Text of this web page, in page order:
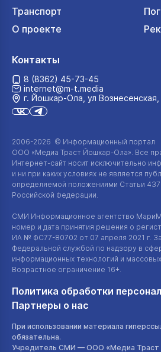
Транспорт
О проекте
2006-2026 © Информационный портал
ООО «Медиа Траст Йошкар-Ола». Все
Интернет-сайт носит исключительно
и ни при каких условиях не является
определяемой положениями Статьи 437
Российской Федерации.
СМИ Информационное агентство
номер и дата принятия решения о
ИА № ФС77-80702 от 07 апреля 2021 г.
Федеральной службой по надзору в
информационных технологий и
Возрастное ограничение 16+.
Политика обработки
Партнеры о нас
При использовании материала
обязательна.
Учредитель СМИ — ООО «Медиа Траст
Контакты
8 (8362) 45-73-45
internet@m-t.media
г. Йошкар‑Ола, ул